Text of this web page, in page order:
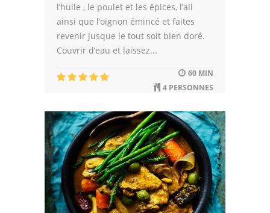
l’huile , le poulet et les épices, l’ail
ainsi que l’oignon émincé et faites
revenir jusque le tout soit bien doré.
Couvrir d’eau et laissez...
60 MIN
4 PERSONNES